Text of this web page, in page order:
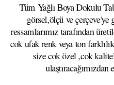
Tüm Yağlı Boya Dokulu
görsel,ölçü ve çerçeve'ye
ressamlarımız tarafından
cok ufak renk veya ton
size cok özel ,cok